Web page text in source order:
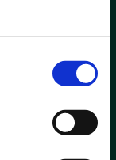
Bedingungen zum